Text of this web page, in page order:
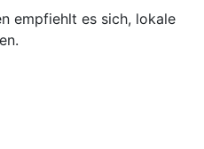
empfiehlt es sich, lokale